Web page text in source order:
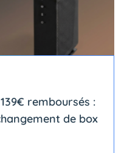
remboursés :
de box